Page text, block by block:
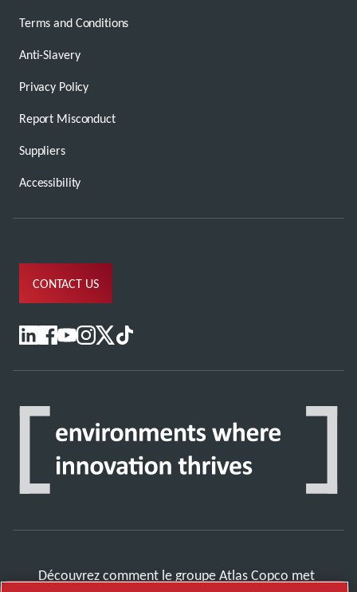
Terms and Conditions
Anti-Slavery
Privacy Policy
Report Misconduct
Suppliers
Accessibility
CONTACT US
Découvrez comment le groupe Atlas Copco met